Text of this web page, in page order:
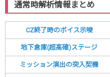
通常時解析情報まとめ
CZ終了時のボイス示唆
地下倉庫(超高確)ステージ
ミッション演出の突入契機